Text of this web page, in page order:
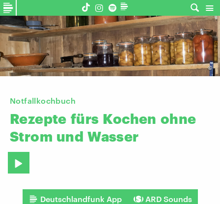
©
Notfallkochbuch
Rezepte fürs Kochen ohne
Strom und Wasser
Deutschlandfunk App ARD Sounds